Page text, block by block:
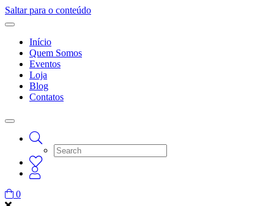
Saltar para o conteúdo
Início
Quem Somos
Eventos
Loja
Blog
Contatos
0